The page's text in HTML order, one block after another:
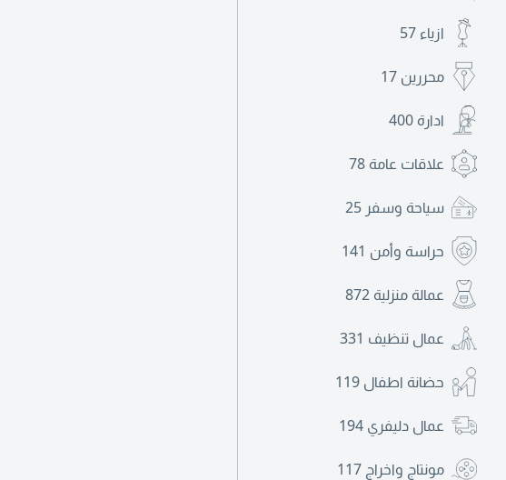
ازياء 57
محررين 17
ادارة 400
علاقات عامة 78
سياحة وسفر 25
حراسة وأمن 141
عمالة منزلية 872
عمال تنظيف 331
حضانة اطفال 119
عمال دليفري 194
مونتاج واخراج 117